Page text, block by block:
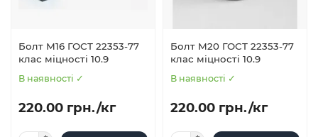
Болт М16 ГОСТ 22353-77
клас міцності 10.9
В наявності ✓
220.00 грн./кг
Болт М20 ГОСТ 22353-77
клас міцності 10.9
В наявності ✓
220.00 грн./кг